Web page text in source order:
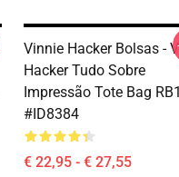
Vinnie Hacker Bolsas -
Hacker Tudo Sobre
Impressão Tote Bag
#ID8384
€ 22,95 - € 27,55